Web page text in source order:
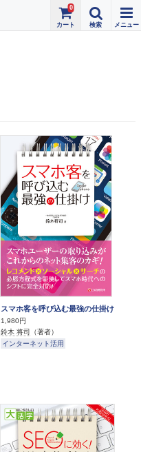
0
スマホ客を呼び込む最強の仕掛け
1,980円
鈴木 将司
（著者）
インターネット活用